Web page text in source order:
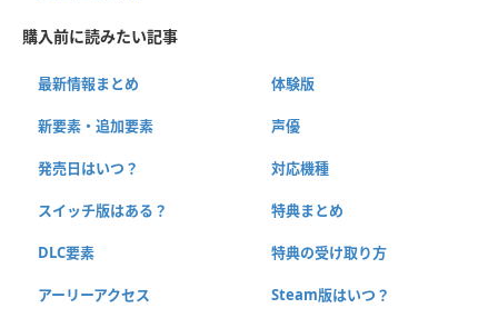
購入前に読みたい記事
最新情報まとめ 体験版
新要素・追加要素 声優
発売日はいつ？ 対応機種
スイッチ版はある？ 特典まとめ
DLC要素 特典の受け取り方
アーリーアクセス Steam版はいつ？